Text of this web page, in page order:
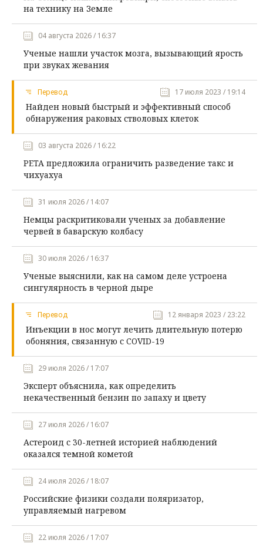
на технику на Земле
04 августа 2026 / 16:37
Ученые нашли участок мозга, вызывающий ярость
при звуках жевания
Перевод 17 июля 2023 / 19:14
Найден новый быстрый и эффективный способ
обнаружения раковых стволовых клеток
03 августа 2026 / 16:22
PETA предложила ограничить разведение такс и
чихуахуа
31 июля 2026 / 14:07
Немцы раскритиковали ученых за добавление
червей в баварскую колбасу
30 июля 2026 / 16:37
Ученые выяснили, как на самом деле устроена
сингулярность в черной дыре
Перевод 12 января 2023 / 23:22
Инъекции в нос могут лечить длительную потерю
обоняния, связанную с COVID-19
29 июля 2026 / 17:07
Эксперт объяснила, как определить
некачественный бензин по запаху и цвету
27 июля 2026 / 16:07
Астероид с 30-летней историей наблюдений
оказался темной кометой
24 июля 2026 / 18:07
Российские физики создали поляризатор,
управляемый нагревом
22 июля 2026 / 17:07